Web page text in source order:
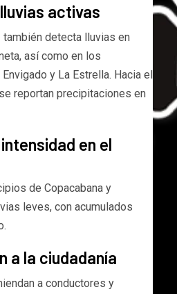
activas
detecta lluvias en
así como en los
y La Estrella. Hacia el
reportan precipitaciones en
en el
de Copacabana y
leves, con acumulados
a la ciudadanía
a conductores y